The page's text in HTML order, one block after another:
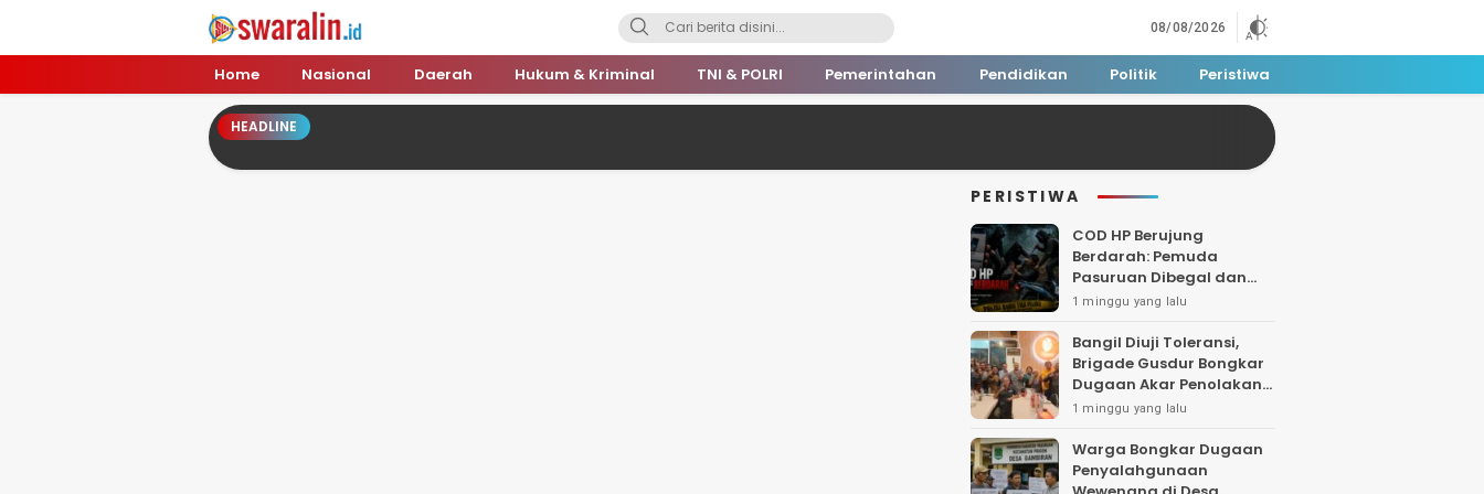
Swara Lin
Independent, Tajam & Profesional
08/08/2026
Home Nasional Daerah Hukum & Kriminal TNI & POLRI Pemerintahan Pendidikan Politik Peristiwa
HEADLINE
PERISTIWA
COD HP Berujung
Berdarah: Pemuda
Pasuruan Dibegal dan
Dibacok di Tengah Hutan
1 minggu yang lalu
Bangil Diuji Toleransi,
Brigade Gusdur Bongkar
Dugaan Akar Penolakan
Tempat Ibadah
1 minggu yang lalu
Warga Bongkar Dugaan
Penyalahgunaan